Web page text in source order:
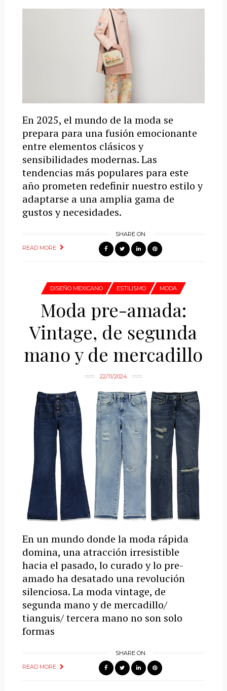
En 2025, el mundo de la moda se
prepara para una fusión emocionante
entre elementos clásicos y
sensibilidades modernas. Las
tendencias más populares para este
año prometen redefinir nuestro estilo y
adaptarse a una amplia gama de
gustos y necesidades.
READ MORE
SHARE ON
DISEÑO MEXICANO ESTILISMO MODA
Moda pre-amada:
Vintage, de segunda
mano y de mercadillo
22/11/2024
En un mundo donde la moda rápida
domina, una atracción irresistible
hacia el pasado, lo curado y lo pre-
amado ha desatado una revolución
silenciosa. La moda vintage, de
segunda mano y de mercadillo/
tianguis/ tercera mano no son solo
formas
READ MORE
SHARE ON